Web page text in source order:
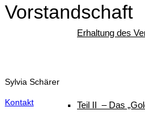
Erhaltung des
Teil II – Das
Vorstandschaft
Sylvia Schärer
Kontakt